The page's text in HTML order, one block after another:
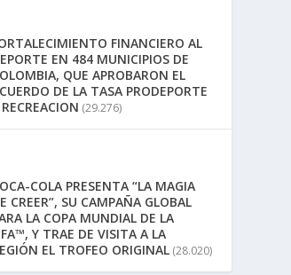
FINANCIERO AL
EN 484 MUNICIPIOS DE
QUE APROBARON EL
DE LA TASA PRODEPORTE
(29.276)
COLA PRESENTA “LA MAGIA
CREER”, SU CAMPAÑA GLOBAL
LA COPA MUNDIAL DE LA
Y TRAE DE VISITA A LA
EL TROFEO ORIGINAL (28.020)